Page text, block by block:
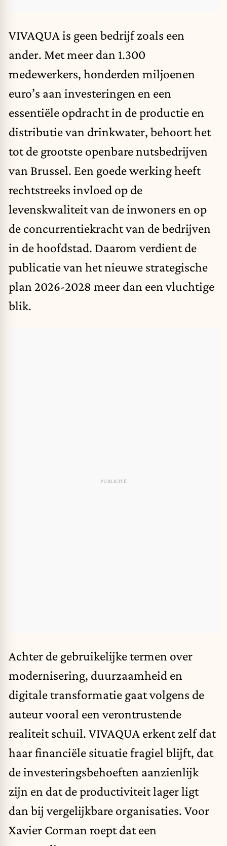
VIVAQUA is geen bedrijf zoals een
ander. Met meer dan 1.300
medewerkers, honderden miljoenen
euro’s aan investeringen en een
essentiële opdracht in de productie en
distributie van drinkwater, behoort het
tot de grootste openbare nutsbedrijven
van Brussel. Een goede werking heeft
rechtstreeks invloed op de
levenskwaliteit van de inwoners en op
de concurrentiekracht van de bedrijven
in de hoofdstad. Daarom verdient de
publicatie van het nieuwe strategische
plan 2026-2028 meer dan een vluchtige
blik.
Achter de gebruikelijke termen over
modernisering, duurzaamheid en
digitale transformatie gaat volgens de
auteur vooral een verontrustende
realiteit schuil. VIVAQUA erkent zelf dat
haar financiële situatie fragiel blijft, dat
de investeringsbehoeften aanzienlijk
zijn en dat de productiviteit lager ligt
dan bij vergelijkbare organisaties. Voor
Xavier Corman roept dat een